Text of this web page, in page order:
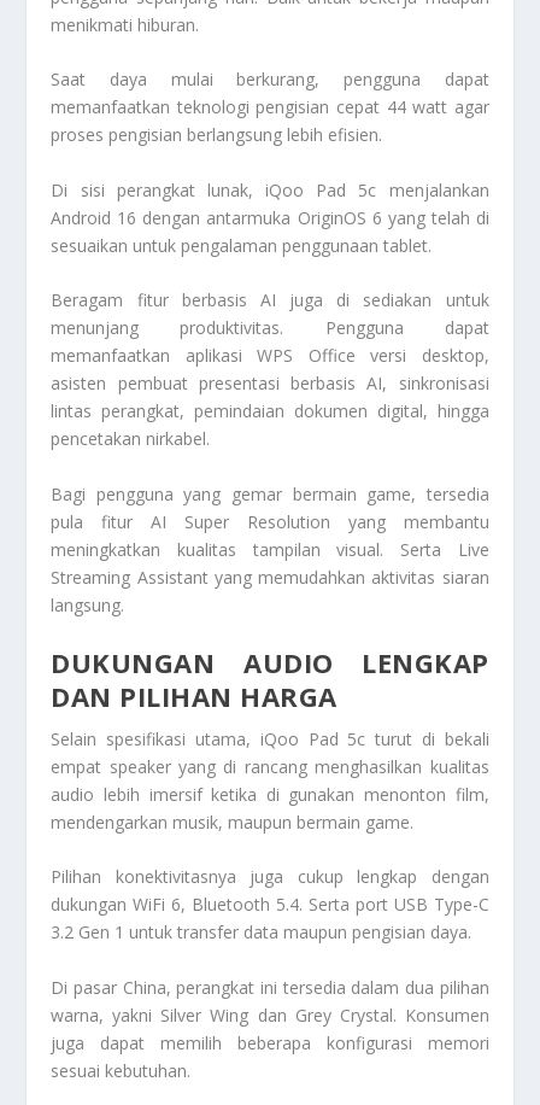
menikmati hiburan.
Saat daya mulai berkurang, pengguna dapat
memanfaatkan teknologi pengisian cepat 44 watt agar
proses pengisian berlangsung lebih efisien.
Di sisi perangkat lunak, iQoo Pad 5c menjalankan
Android 16 dengan antarmuka OriginOS 6 yang telah di
sesuaikan untuk pengalaman penggunaan tablet.
Beragam fitur berbasis AI juga di sediakan untuk
menunjang produktivitas. Pengguna dapat
memanfaatkan aplikasi WPS Office versi desktop,
asisten pembuat presentasi berbasis AI, sinkronisasi
lintas perangkat, pemindaian dokumen digital, hingga
pencetakan nirkabel.
Bagi pengguna yang gemar bermain game, tersedia
pula fitur AI Super Resolution yang membantu
meningkatkan kualitas tampilan visual. Serta Live
Streaming Assistant yang memudahkan aktivitas siaran
langsung.
DUKUNGAN AUDIO LENGKAP
DAN PILIHAN HARGA
Selain spesifikasi utama, iQoo Pad 5c turut di bekali
empat speaker yang di rancang menghasilkan kualitas
audio lebih imersif ketika di gunakan menonton film,
mendengarkan musik, maupun bermain game.
Pilihan konektivitasnya juga cukup lengkap dengan
dukungan WiFi 6, Bluetooth 5.4. Serta port USB Type-C
3.2 Gen 1 untuk transfer data maupun pengisian daya.
Di pasar China, perangkat ini tersedia dalam dua pilihan
warna, yakni Silver Wing dan Grey Crystal. Konsumen
juga dapat memilih beberapa konfigurasi memori
sesuai kebutuhan.